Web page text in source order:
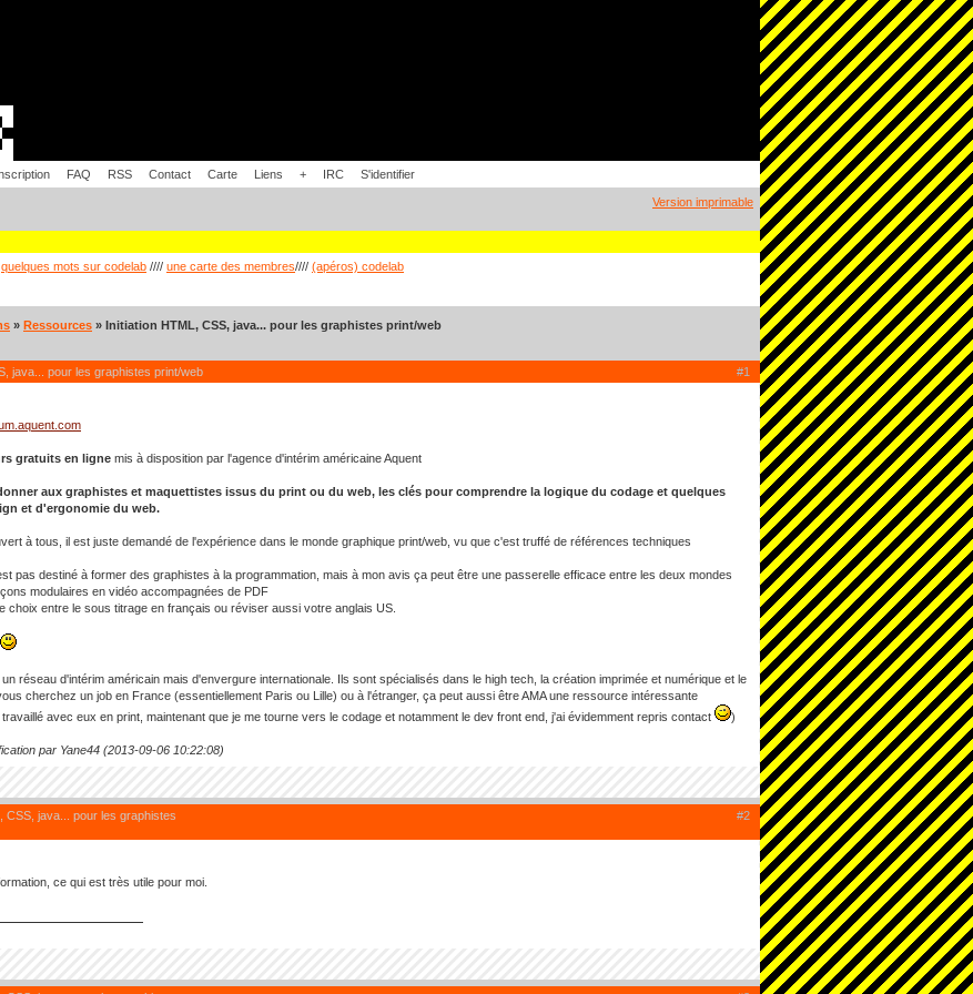
FAQ RSS Contact Carte Liens + IRC S'identifier
Version imprimable
quelques mots sur codelab //// une carte des membres//// (apéros) codelab
» Ressources » Initiation HTML, CSS, java... pour les graphistes print/web
#1
java... pour les graphistes print/web
gratuits en ligne mis à disposition par l'agence d'intérim américaine Aquent
aux graphistes et maquettistes issus du print ou du web, les clés pour comprendre la logique du codage et quelques
et d'ergonomie du web.
à tous, il est juste demandé de l'expérience dans le monde graphique print/web, vu que c'est truffé de références techniques
pas destiné à former des graphistes à la programmation, mais à mon avis ça peut être une passerelle efficace entre les deux mondes
modulaires en vidéo accompagnées de PDF
choix entre le sous titrage en français ou réviser aussi votre anglais US.
un réseau d'intérim américain mais d'envergure internationale. Ils sont spécialisés dans le high tech, la création imprimée et numérique et le
cherchez un job en France (essentiellement Paris ou Lille) ou à l'étranger, ça peut aussi être AMA une ressource intéressante
avec eux en print, maintenant que je me tourne vers le codage et notamment le dev front end, j'ai évidemment repris contact
)
par Yane44 (2013-09-06 10:22:08)
#2
CSS, java... pour les graphistes
ce qui est très utile pour moi.